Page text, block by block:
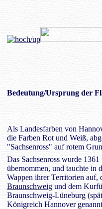
Bedeutung/Ursprung der
Als Landesfarben von
die Farben Rot und Weiß,
"Sachsenross" auf rotem
Das Sachsenross wurde
übernommen, und tauchte in
Wappen ihrer Territorien auf,
Braunschweig und dem
Braunschweig-Lüneburg
Königreich Hannover